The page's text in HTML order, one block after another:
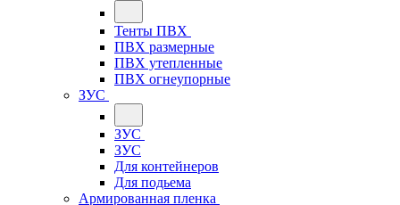
Тенты ПВХ
ПВХ размерные
ПВХ утепленные
ПВХ огнеупорные
ЗУС
ЗУС
ЗУС
Для контейнеров
Для подьема
Армированная пленка